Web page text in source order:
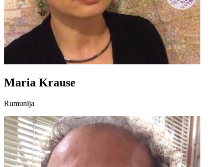
Maria Krause
Rumunija